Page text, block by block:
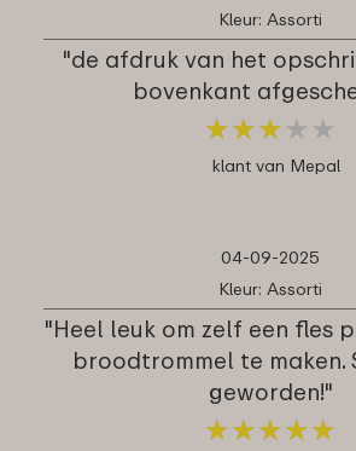
Kleur: Assorti
"de afdruk van het
bovenkant
★★★ ★ ★
★★★ ★ ★
klant van Mepal
04-09-2025
Kleur: Assorti
"Heel leuk om zelf een fles
broodtrommel te maken.
geworden!"
★★★★★
★★★★★